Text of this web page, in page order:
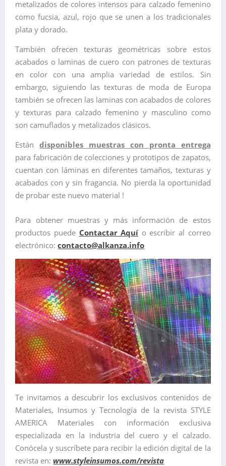
metalizados de colores intensos para calzado femenino
como fucsia, azul, rojo que se unen a los tradicionales
plata y dorado.
También ofrecen texturas geométricas sobre estos
acabados o laminas de cuero con patrones de texturas
en color con una amplia variedad de estilos. Sin
embargo, siguiendo las texturas de moda de Europa
también se ofrecen las laminas con acabados de colores
y texturas para calzado femenino y masculino como
son camuflados y metalizados clásicos.
Estándisponibles muestras con pronta entrega
para fabricación de colecciones y prototipos de zapatos,
cuentan con láminas en diferentes tamaños, texturas y
acabados con y sin fragancia. No pierda la oportunidad
de probar este nuevo material !
Para obtener muestras y más información de estos
productos puede Contactar Aquí o escribir al correo
electrónico:contacto@alkanza.info
Te invitamos a descubrir los exclusivos contenidos de
Materiales, Insumos y Tecnología de la revista STYLE
AMERICA Materiales con información exclusiva
especializada en la industria del cuero y el calzado.
Conócela y suscríbete para recibir la edición digital de la
revista en: www.styleinsumos.com/revista